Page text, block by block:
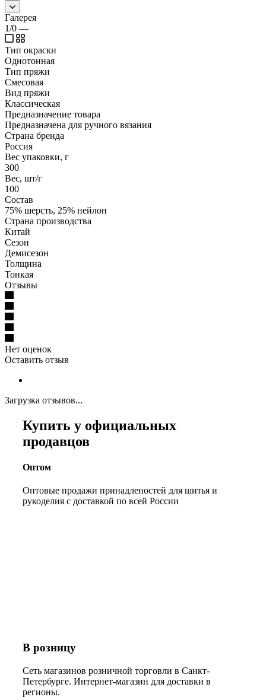
Галерея
1/0 —
Тип окраски
Однотонная
Тип пряжи
Смесовая
Вид пряжи
Классическая
Предназначение товара
Предназначена для ручного вязания
Страна бренда
Россия
Вес упаковки, г
300
Вес, шт/г
100
Состав
75% шерсть, 25% нейлон
Страна производства
Китай
Сезон
Демисезон
Толщина
Тонкая
Отзывы
Нет оценок
Оставить отзыв
Загрузка отзывов...
Купить у официальных
продавцов
Оптом
Оптовые продажи принадленостей для шитья и
рукоделия с доставкой по всей России
В розницу
Сеть магазинов розничной торговли в Санкт-
Петербурге. Интернет-магазин для доставки в
регионы.